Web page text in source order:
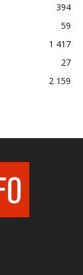
394
59
1 417
27
2 159